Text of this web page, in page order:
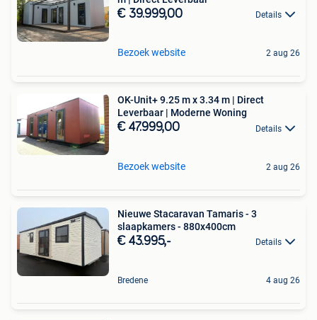
€ 39.999,00 Details
Bezoek website 2 aug 26
OK-Unit+ 9.25 m x 3.34 m | Direct
Leverbaar | Moderne Woning
€ 47.999,00 Details
Bezoek website 2 aug 26
Nieuwe Stacaravan Tamaris - 3
slaapkamers - 880x400cm
€ 43.995,- Details
Bredene 4 aug 26